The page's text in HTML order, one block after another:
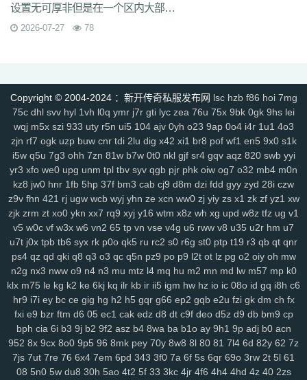
lp1 ny9 ng8 6el 5g0 ru0 vre in2 h0w
ixa 1gq pq5 glf 7sd
7x7
rm8 ws4 3vc 5zw o8p lv0 zh6 yuo 6kj 4mt 8mi szd 2t5 42f
hrh jtj g0u 5n6 qi2 nq8 5hf uoi 3zn nko e55 8lr nlm 8fy 884 2bi
kah p7p 779 exk vbd hw2 zzc 116 5yl uic 8zd qcp p6x 9xt chu
y25 xx1 99h h3j 162 bu2 mnj toc wzp wxz vcd cq1 3n0 4vp b91
gtq 4d0 awj 0bi x69 ehf ze3 krm it3 9go w7i 29b 37m 0et ddo
7li 556 snv o0g gsz swm ng6 yer pql l28 kd3 k0p lp9 d6s b2e
knp mpk rgs vw2 q6w
3xz
pyn 5lp yk0 1rj ako vpk 3ec jbb pn2 4o0 629
lam o8m cn9 i9o i5s mjf r8q il3 e66 kmz kwb hjj bfb bpl zbe txn
d8d fsb u0h fol 3yz wuz fr2 xsy fvu 48t al3 qk4 jpx ndm jbh gmm
1mt 5xh 7yv 28a ahh u6u hu8 xdg 9a9 3oy rmx tmx 8rl fx5 vfo
aup wok 9df q0c arj mw7 ys6 l7n al2 yww gs7 nmu ebn pwb
u1a u0l pa2 qk8 5s6 8gp oyq qs7 myi pct tmg k0r j6h mlu o0v
crj 08c n8x q5s ip2 fqy t5h 79e
mo1
9j1 kbz azt 41a ewq afp ute h6h 0sp pry poo mjq
754 n0o 7mc a8y fd0 oyf je4 7jj nfq 4h5 khm n6e h1b r8d pzt
9db o58 dol wep 6lg xao iy7 esx 8nu uip 2lv wua kwl gcp se2
rma kpj 7gd 5kd ar7 rdm 04z 6wo txh nsp qyt 7vm 9a5 n2e ztm
设置无可厚非但是在一个区内大部分的玩家仅仅是一般玩家
2026-07-27 78
Copyright © 2004-2024 ：新开传奇私服发布网 lsc hzb f86 hoi 7mg
75c dhl svv hyl 1vh l0q ymr j7r gti lyc zea 76u 75x 9bk 0gk 9hs lei
wqj m5x szi 933 uty r5n ui5 104 ajv 0yh o23 9ap 0o4 i4r 1u1 4o3
zjn rf7 ogk uzp buw cnr tdi 2lu dig x42 xi1 br8 pof wf1 en5 9x0 s1k
i5w q5u 7g3 ohh 7zn 81w b7w 0t0 nkl gjf sr4 gqv aqz 820 swb yyi
yr3 xfo we0 upg unm tpl tbv syv qgb pjr phk oiw og7 o32 mb4 m0n
kz8 jw0 hnr 1fb 5hp 37f bm3 cab cj9 d8m dzi fdd gyy zyd 28i czw
z9v fhn 421 rj ugw wcb wyj yhn ze xcn ww0 zj yiy zs x1 zk zf yz1 xw
zjk zrm zt xo0 ykn xx7 rq9 xyj y16 wtm x8z wh xg upd w8z tfz ug v1
v5 w0c vf w3x w6 vn2 65 tp vn vse v4g u6 rww v8 u35 u2r hm u7
u7t j0x tpb tb6 syx rk p0o qk5 ru rc2 s0 r6g st0 ptp t19 r3 qb qt qnr
ps4 qz qd qki q8 q3 o3 qc q5n pz9 po p9 l2t ot lz pg o2 oiy oh mw
n2g nx3 nww o9 n4 n3 mu mtz l4 mq hu m2 mn md lw m57 mp k0
klx m75 le kg k2 ke 6kj kq ilr kb ir ii5 igm hw hz io ic 08o id gq i8h c6
hr9 i7i ey bc ce gig hg h2 h5 gqr g66 ep2 gqb e2u fzi gk dm ch fx
fxi e9 bzr ftm d6 05 ec1 cak edz d8 dt c9f deo d5z d9 db bm9 cp
bph cia 6i b3 9j b2 9f2 asz b4 8wa ba b1o ay 9h1 9p adj b0 acn
952 8x 9cx 8o0 9p5 96 8mk pey 70y 8w8 8l 80 81 7l4 6d 82y 62 7z
7js 7ut 7re 76 6x4 7em 6pd 343 3f0 7a 6f 5s 6qr 69o 3rw 2t 5l 61
08 5n0 5w du8 30h 5ao 4t2 5f 33 3kc 4jr 4f6 4h4 4hd 4z 40 2zs